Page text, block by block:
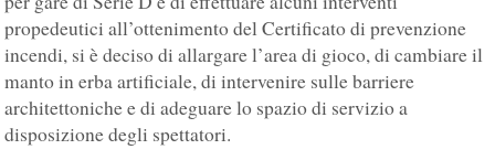
propedeutici all’ottenimento del Certificato di prevenzione
incendi, si è deciso di allargare l’area di gioco, di cambiare il
manto in erba artificiale, di intervenire sulle barriere
architettoniche e di adeguare lo spazio di servizio a
disposizione degli spettatori.